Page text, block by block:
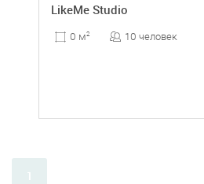
LikeMe Studio
0 м2 10 человек
1